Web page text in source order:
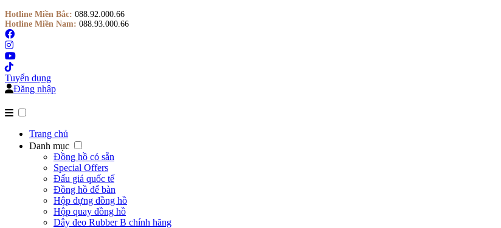
Hotline Miền Bắc: 088.92.000.66
Hotline Miền Nam: 088.93.000.66
Tuyển dụng
Đăng nhập
Trang chủ
Danh mục
Đồng hồ có sẵn
Special Offers
Đấu giá quốc tế
Đồng hồ để bàn
Hộp đựng đồng hồ
Hộp quay đồng hồ
Dây đeo Rubber B chính hãng